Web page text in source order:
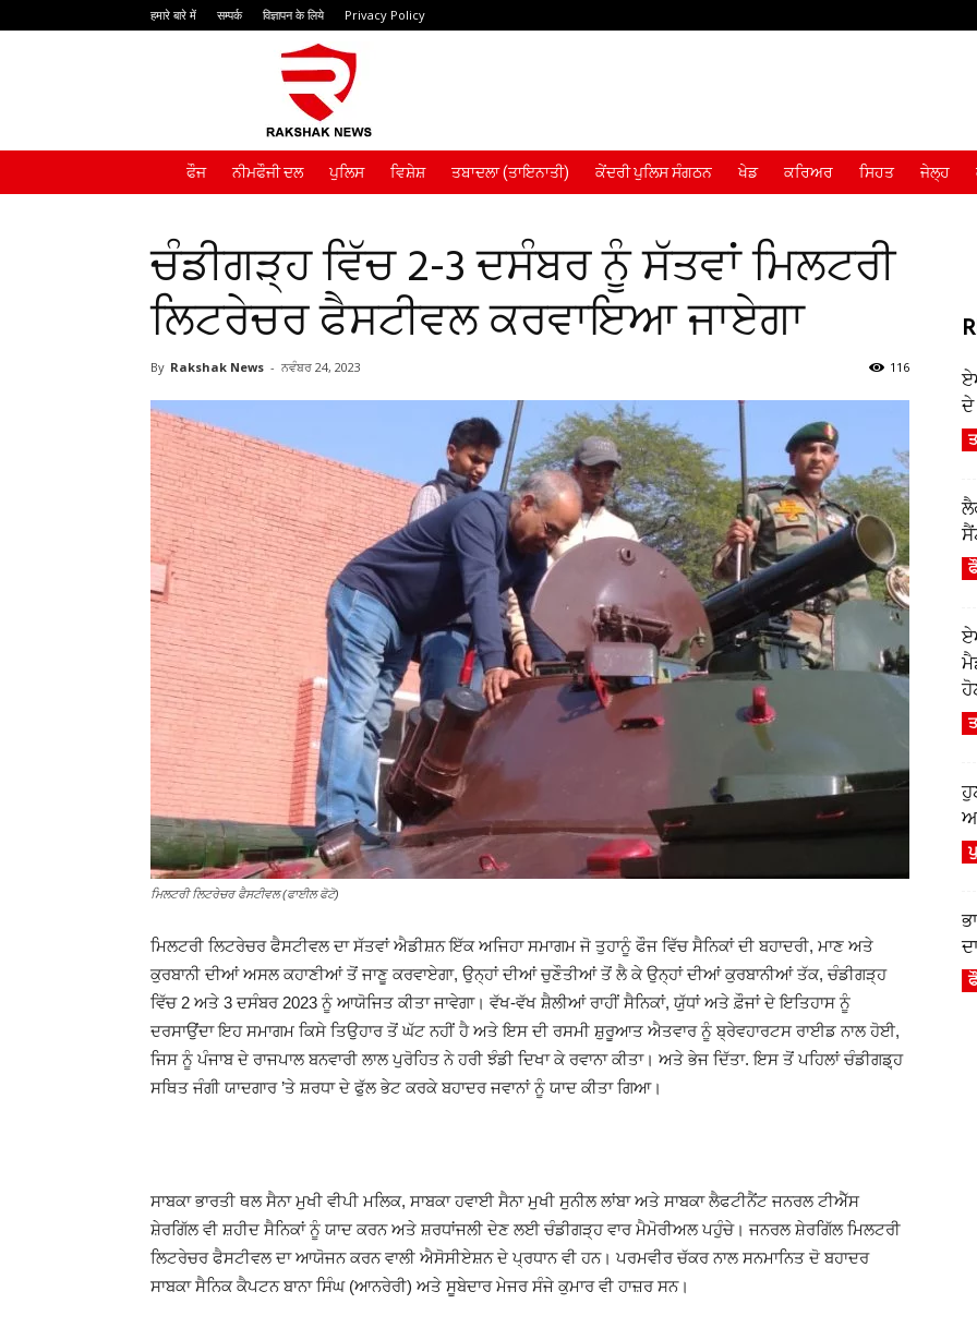
हमारे बारे में सम्पर्क विज्ञापन के लिये Privacy Policy
ਫੌਜ ਨੀਮਫੌਜੀ ਦਲ ਪੁਲਿਸ ਵਿਸ਼ੇਸ਼ ਤਬਾਦਲਾ (ਤਾਇਨਾਤੀ) ਕੇਂਦਰੀ ਪੁਲਿਸ ਸੰਗਠਨ ਖੇਡ ਕਰਿਅਰ ਸਿਹਤ ਜੇਲ੍ਹ
ਚੰਡੀਗੜ੍ਹ ਵਿੱਚ 2-3 ਦਸੰਬਰ ਨੂੰ ਸੱਤਵਾਂ ਮਿਲਟਰੀ
ਲਿਟਰੇਚਰ ਫੈਸਟੀਵਲ ਕਰਵਾਇਆ ਜਾਏਗਾ
By Rakshak News - ਨਵੰਬਰ 24, 2023 116
ਮਿਲਟਰੀ ਲਿਟਰੇਚਰ ਫੈਸਟੀਵਲ (ਫਾਈਲ ਫੋਟੋ)
ਮਿਲਟਰੀ ਲਿਟਰੇਚਰ ਫੈਸਟੀਵਲ ਦਾ ਸੱਤਵਾਂ ਐਡੀਸ਼ਨ ਇੱਕ ਅਜਿਹਾ ਸਮਾਗਮ ਜੋ ਤੁਹਾਨੂੰ ਫੌਜ ਵਿੱਚ ਸੈਨਿਕਾਂ ਦੀ ਬਹਾਦਰੀ, ਮਾਣ ਅਤੇ
ਕੁਰਬਾਨੀ ਦੀਆਂ ਅਸਲ ਕਹਾਣੀਆਂ ਤੋਂ ਜਾਣੂ ਕਰਵਾਏਗਾ, ਉਨ੍ਹਾਂ ਦੀਆਂ ਚੁਣੌਤੀਆਂ ਤੋਂ ਲੈ ਕੇ ਉਨ੍ਹਾਂ ਦੀਆਂ ਕੁਰਬਾਨੀਆਂ ਤੱਕ, ਚੰਡੀਗੜ੍ਹ
ਵਿੱਚ 2 ਅਤੇ 3 ਦਸੰਬਰ 2023 ਨੂੰ ਆਯੋਜਿਤ ਕੀਤਾ ਜਾਵੇਗਾ। ਵੱਖ-ਵੱਖ ਸ਼ੈਲੀਆਂ ਰਾਹੀਂ ਸੈਨਿਕਾਂ, ਯੁੱਧਾਂ ਅਤੇ ਫ਼ੌਜਾਂ ਦੇ ਇਤਿਹਾਸ ਨੂੰ
ਦਰਸਾਉਂਦਾ ਇਹ ਸਮਾਗਮ ਕਿਸੇ ਤਿਉਹਾਰ ਤੋਂ ਘੱਟ ਨਹੀਂ ਹੈ ਅਤੇ ਇਸ ਦੀ ਰਸਮੀ ਸ਼ੁਰੂਆਤ ਐਤਵਾਰ ਨੂੰ ਬ੍ਰੇਵਹਾਰਟਸ ਰਾਈਡ ਨਾਲ ਹੋਈ,
ਜਿਸ ਨੂੰ ਪੰਜਾਬ ਦੇ ਰਾਜਪਾਲ ਬਨਵਾਰੀ ਲਾਲ ਪੁਰੋਹਿਤ ਨੇ ਹਰੀ ਝੰਡੀ ਦਿਖਾ ਕੇ ਰਵਾਨਾ ਕੀਤਾ। ਅਤੇ ਭੇਜ ਦਿੱਤਾ. ਇਸ ਤੋਂ ਪਹਿਲਾਂ ਚੰਡੀਗਡ਼੍ਹ
ਸਥਿਤ ਜੰਗੀ ਯਾਦਗਾਰ ’ਤੇ ਸ਼ਰਧਾ ਦੇ ਫੁੱਲ ਭੇਟ ਕਰਕੇ ਬਹਾਦਰ ਜਵਾਨਾਂ ਨੂੰ ਯਾਦ ਕੀਤਾ ਗਿਆ।
ਸਾਬਕਾ ਭਾਰਤੀ ਥਲ ਸੈਨਾ ਮੁਖੀ ਵੀਪੀ ਮਲਿਕ, ਸਾਬਕਾ ਹਵਾਈ ਸੈਨਾ ਮੁਖੀ ਸੁਨੀਲ ਲਾਂਬਾ ਅਤੇ ਸਾਬਕਾ ਲੈਫਟੀਨੈਂਟ ਜਨਰਲ ਟੀਐੱਸ
ਸ਼ੇਰਗਿੱਲ ਵੀ ਸ਼ਹੀਦ ਸੈਨਿਕਾਂ ਨੂੰ ਯਾਦ ਕਰਨ ਅਤੇ ਸ਼ਰਧਾਂਜਲੀ ਦੇਣ ਲਈ ਚੰਡੀਗੜ੍ਹ ਵਾਰ ਮੈਮੋਰੀਅਲ ਪਹੁੰਚੇ। ਜਨਰਲ ਸ਼ੇਰਗਿੱਲ ਮਿਲਟਰੀ
ਲਿਟਰੇਚਰ ਫੈਸਟੀਵਲ ਦਾ ਆਯੋਜਨ ਕਰਨ ਵਾਲੀ ਐਸੋਸੀਏਸ਼ਨ ਦੇ ਪ੍ਰਧਾਨ ਵੀ ਹਨ। ਪਰਮਵੀਰ ਚੱਕਰ ਨਾਲ ਸਨਮਾਨਿਤ ਦੋ ਬਹਾਦਰ
ਸਾਬਕਾ ਸੈਨਿਕ ਕੈਪਟਨ ਬਾਨਾ ਸਿੰਘ (ਆਨਰੇਰੀ) ਅਤੇ ਸੂਬੇਦਾਰ ਮੇਜਰ ਸੰਜੇ ਕੁਮਾਰ ਵੀ ਹਾਜ਼ਰ ਸਨ।